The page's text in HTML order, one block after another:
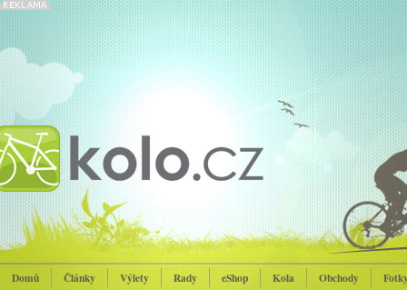
Domů Články Výlety Rady eShop Kola Obchody